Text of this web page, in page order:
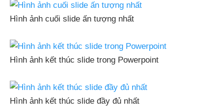
Hình ảnh cuối slide ấn tượng nhất
Hình ảnh kết thúc slide trong Powerpoint
Hình ảnh kết thúc slide đầy đủ nhất